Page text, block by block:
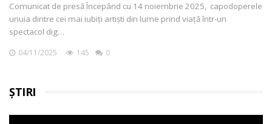
Comunicat de presă Începând cu 14 noiembrie 2025, capodoperele
unuia dintre cei mai iubiți artiști din lume prind viață într-un
spectacol dig…
04/11/2025 145 0
ȘTIRI